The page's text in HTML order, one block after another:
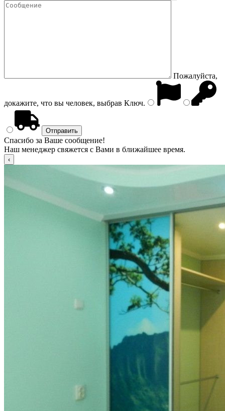
Пожалуйста,
докажите, что вы человек, выбрав Ключ.
Спасибо за Ваше сообщение!
Наш менеджер свяжется с Вами в ближайшее время.